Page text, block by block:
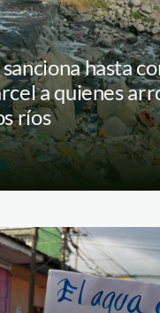
hasta
a quienes
ríos